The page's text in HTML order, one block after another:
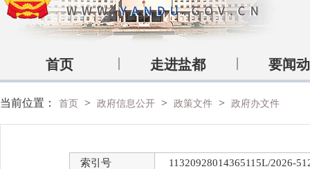
首页 走进盐都 要闻
当前位置： 首页 > 政府信息公开 > 政策文件 > 政府办文件
索引号
11320928014365115L/2026-